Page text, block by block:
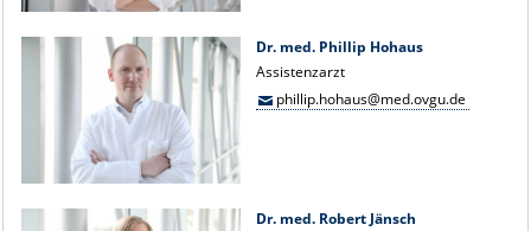
Dr. med. Phillip Hohaus
Assistenzarzt
phillip.hohaus@med.ovgu.de
Dr. med. Robert Jänsch